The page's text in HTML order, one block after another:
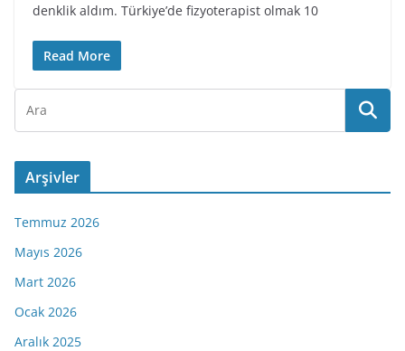
denklik aldım. Türkiye’de fizyoterapist olmak 10
Read More
Arşivler
Temmuz 2026
Mayıs 2026
Mart 2026
Ocak 2026
Aralık 2025